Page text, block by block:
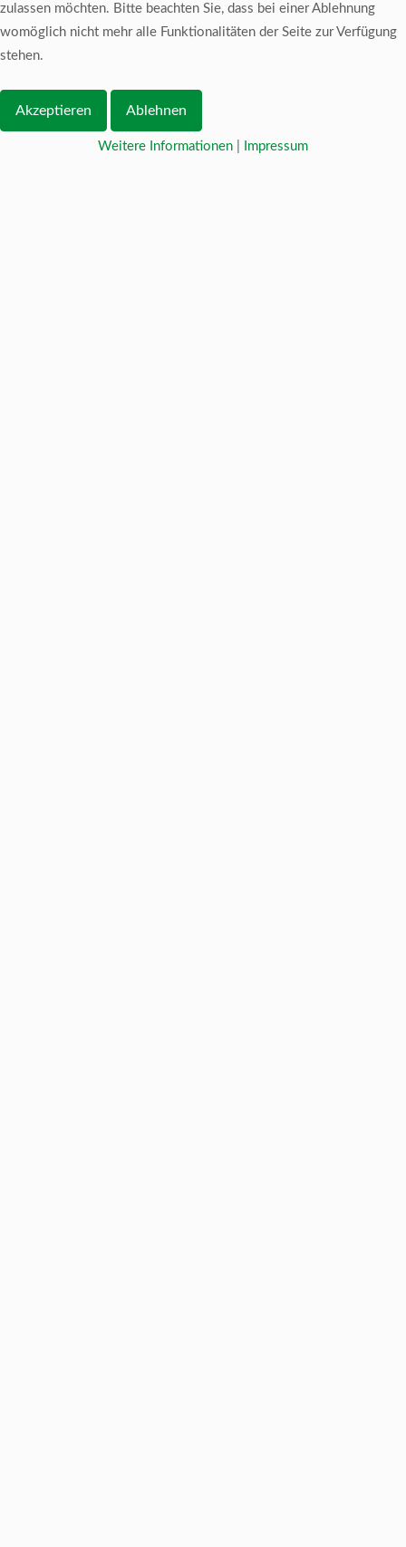
zulassen möchten. Bitte beachten Sie, dass bei einer Ablehnung
womöglich nicht mehr alle Funktionalitäten der Seite zur Verfügung
stehen.
Akzeptieren Ablehnen
Weitere Informationen Impressum